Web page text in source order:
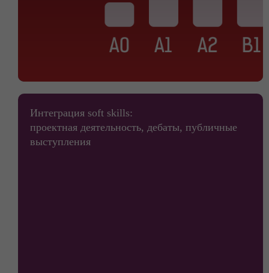
Интеграция soft skills:
проектная деятельность, дебаты, публичные
выступления